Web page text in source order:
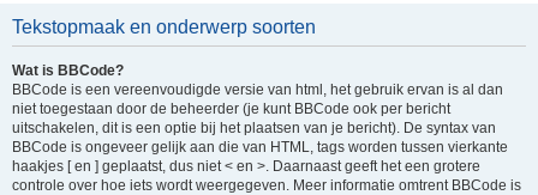
Tekstopmaak en onderwerp soorten
Wat is BBCode?
BBCode is een vereenvoudigde versie van html, het gebruik ervan is al dan
niet toegestaan door de beheerder (je kunt BBCode ook per bericht
uitschakelen, dit is een optie bij het plaatsen van je bericht). De syntax van
BBCode is ongeveer gelijk aan die van HTML, tags worden tussen vierkante
haakjes [ en ] geplaatst, dus niet < en >. Daarnaast geeft het een grotere
controle over hoe iets wordt weergegeven. Meer informatie omtrent BBCode is